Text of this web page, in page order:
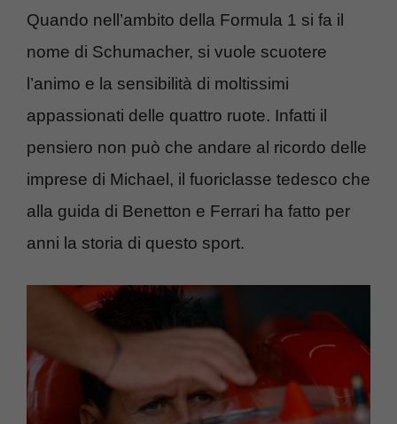
Quando nell’ambito della Formula 1 si fa il
nome di Schumacher, si vuole scuotere
l’animo e la sensibilità di moltissimi
appassionati delle quattro ruote. Infatti il
pensiero non può che andare al ricordo delle
imprese di Michael, il fuoriclasse tedesco che
alla guida di Benetton e Ferrari ha fatto per
anni la storia di questo sport.